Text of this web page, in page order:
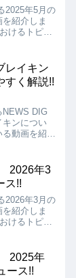
2025年5月の
紹介しま
けるトピッ
るようにな
レイキン
すく解説!!
DIG
キンについ
動画を紹介
ため、一般
いるのでは
2026年3
ス!!
2026年3月の
紹介しま
けるトピッ
るようにな
2025年
ース!!